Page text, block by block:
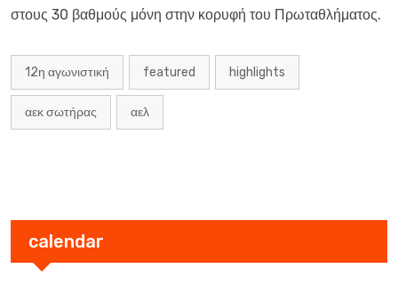
στους 30 βαθμούς μόνη στην κορυφή του Πρωταθλήματος.
12η αγωνιστική featured highlights
αεκ σωτήρας αελ
calendar